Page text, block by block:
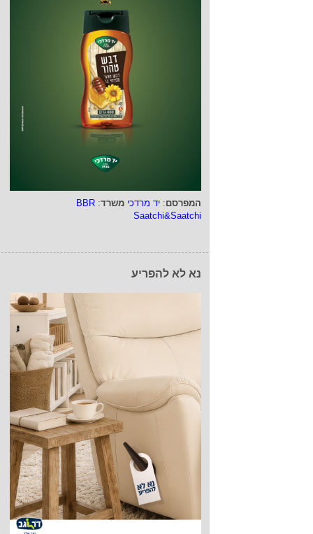
המפרסם: יד מרדכי משרד:
BBR
Saatchi&Saatchi
נא לא להפריע